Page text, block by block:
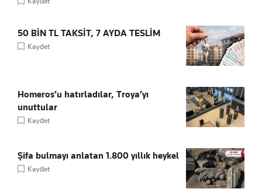
50 BİN TL TAKSİT, 7 AYDA TESLİM
Kaydet
Homeros’u hatırladılar, Troya’yı
unuttular
Kaydet
Şifa bulmayı anlatan 1.800 yıllık heykel
Kaydet